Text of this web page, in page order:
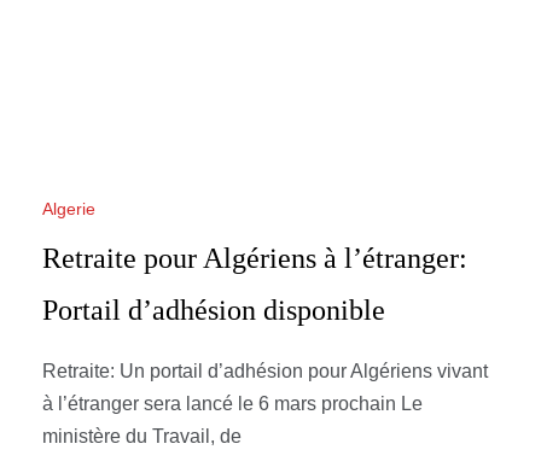
Algerie
Retraite pour Algériens à l’étranger:
Portail d’adhésion disponible
Retraite: Un portail d’adhésion pour Algériens vivant
à l’étranger sera lancé le 6 mars prochain Le
ministère du Travail, de